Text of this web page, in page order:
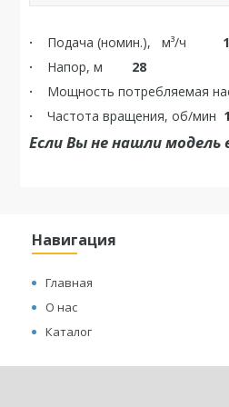
· Подача (номин.), м³/ч
·
Напор, м 28
·
Мощность потребляемая
·
Частота вращения, об/мин
Если Вы не нашли
Навигация
Главная
О нас
Каталог